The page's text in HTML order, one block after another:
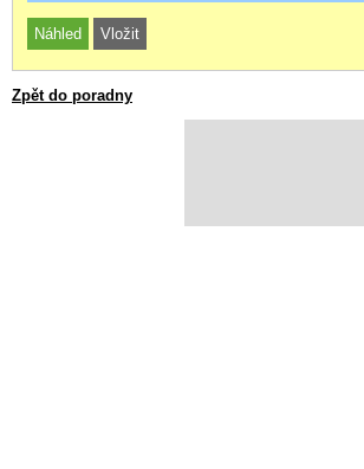
Zpět do poradny